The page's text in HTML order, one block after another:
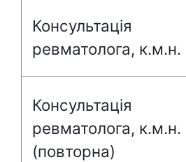
Консультація
ревматолога, к.м.н.
Консультація
ревматолога, к.м.н.
(повторна)